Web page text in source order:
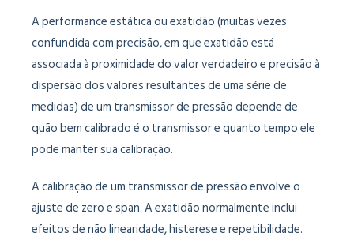
A performance estática ou exatidão (muitas vezes
confundida com precisão, em que exatidão está
associada à proximidade do valor verdadeiro e precisão à
dispersão dos valores resultantes de uma série de
medidas) de um transmissor de pressão depende de
quão bem calibrado é o transmissor e quanto tempo ele
pode manter sua calibração.
A calibração de um transmissor de pressão envolve o
ajuste de zero e span. A exatidão normalmente inclui
efeitos de não linearidade, histerese e repetibilidade.